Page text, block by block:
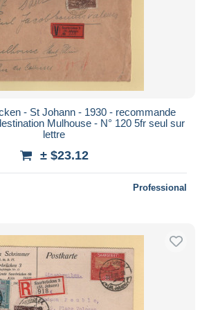
- St Johann - 1930 - recommande
Mulhouse - N° 120 5fr seul sur
lettre
± $23.12
Professional